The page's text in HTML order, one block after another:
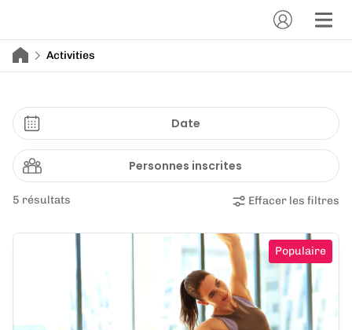
Activities
Date
Personnes inscrites
5 résultats Effacer les filtres
Populaire